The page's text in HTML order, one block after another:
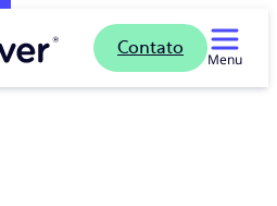
Contato
Menu